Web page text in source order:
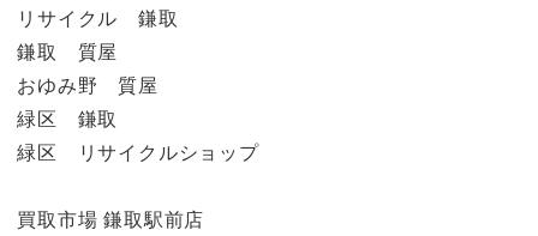
リサイクル 鎌取
鎌取 質屋
おゆみ野 質屋
緑区 鎌取
緑区 リサイクルショップ
買取市場 鎌取駅前店